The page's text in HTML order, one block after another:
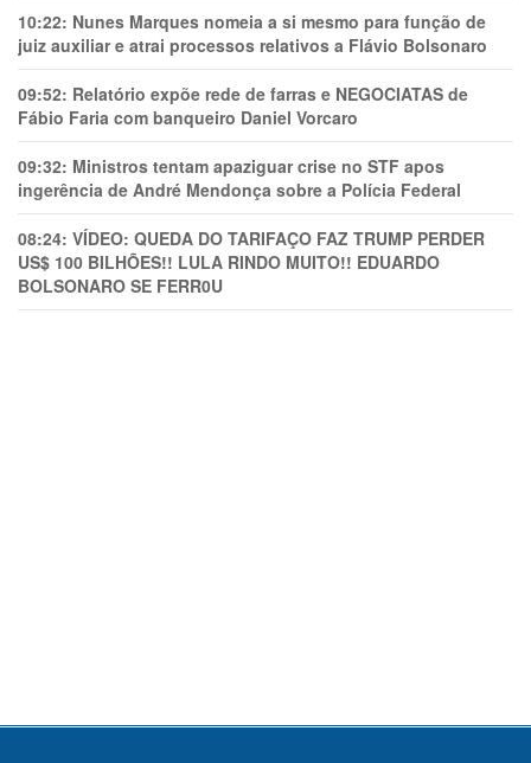
10:22: Nunes Marques nomeia a si mesmo para função de
juiz auxiliar e atrai processos relativos a Flávio Bolsonaro
09:52: Relatório expõe rede de farras e NEGOCIATAS de
Fábio Faria com banqueiro Daniel Vorcaro
09:32: Ministros tentam apaziguar crise no STF apos
ingerência de André Mendonça sobre a Polícia Federal
08:24: VÍDEO: QUEDA DO TARIFAÇO FAZ TRUMP PERDER
US$ 100 BILHÕES!! LULA RINDO MUITO!! EDUARDO
BOLSONARO SE FERR0U